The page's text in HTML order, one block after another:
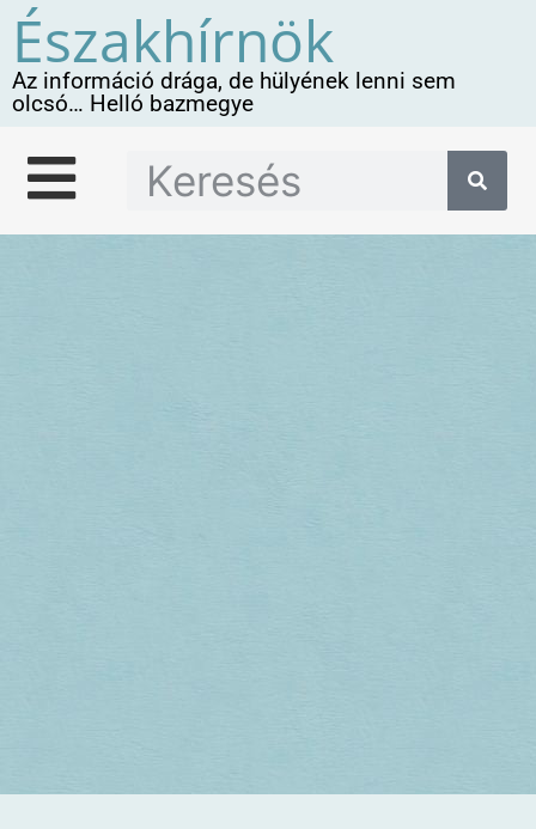
Északhírnök
Az információ drága, de hülyének lenni sem
olcsó… Helló bazmegye